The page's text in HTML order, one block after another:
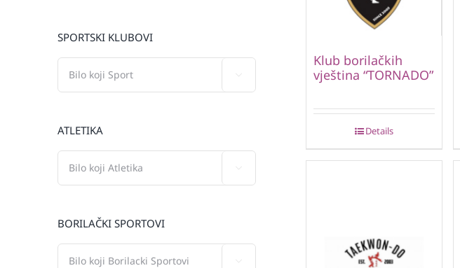
Klub borilačkih
vještina “TORNADO”
Details
SPORTSKI KLUBOVI
ATLETIKA
BORILAČKI SPORTOVI